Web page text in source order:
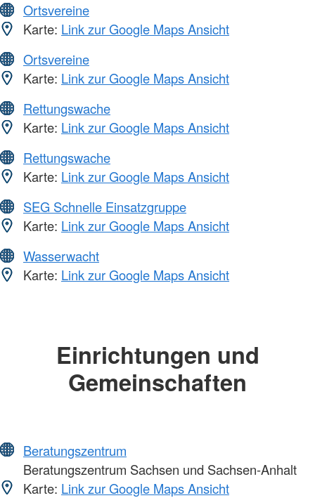
Ortsvereine
Karte: Link zur Google Maps Ansicht
Ortsvereine
Karte: Link zur Google Maps Ansicht
Rettungswache
Karte: Link zur Google Maps Ansicht
Rettungswache
Karte: Link zur Google Maps Ansicht
SEG Schnelle Einsatzgruppe
Karte: Link zur Google Maps Ansicht
Wasserwacht
Karte: Link zur Google Maps Ansicht
Einrichtungen und
Gemeinschaften
Beratungszentrum
Beratungszentrum Sachsen und Sachsen-Anhalt
Karte: Link zur Google Maps Ansicht